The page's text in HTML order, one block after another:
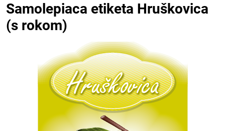
Samolepiaca etiketa Hruškovica
(s rokom)